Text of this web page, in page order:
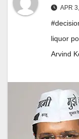
APR
liquor
Arvind